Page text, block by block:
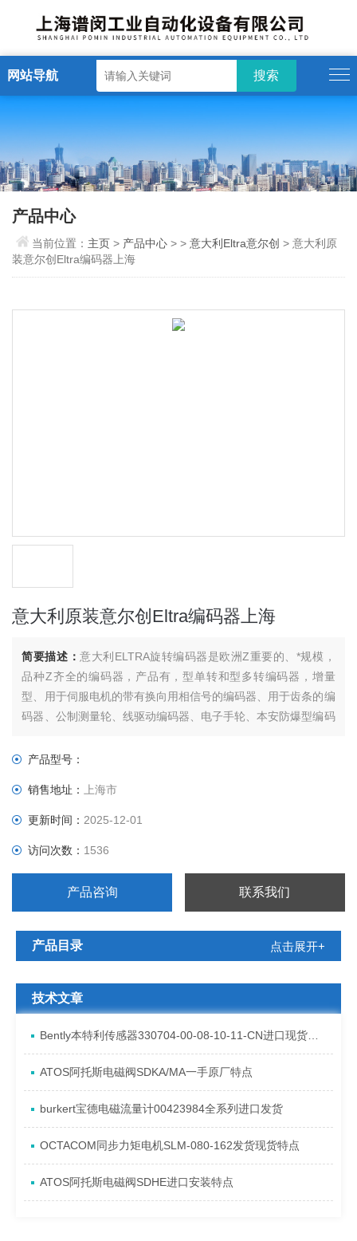
网站导航
产品中心
当前位置： 主页> 产品中心 > >意大利Eltra意尔创 > 意大利原
装意尔创Eltra编码器上海
意大利原装意尔创Eltra编码器上海
简要描述：意大利ELTRA旋转编码器是欧洲Z重要的、*规模，
品种Z齐全的编码器，产品有，型单转和型多转编码器，增量
型、用于伺服电机的带有换向用相信号的编码器、用于齿条的编
码器、公制测量轮、线驱动编码器、电子手轮、本安防爆型编码
和带有工业现场总线接口的型编码器。
产品型号：
销售地址：上海市
更新时间：2025-12-01
访问次数： 1536
产品咨询 联系我们
产品目录 点击展开+
技术文章
Bently本特利传感器330704-00-08-10-11-CN进口现货资料
ATOS阿托斯电磁阀SDKA/MA一手原厂特点
burkert宝德电磁流量计00423984全系列进口发货
OCTACOM同步力矩电机SLM-080-162发货现货特点
ATOS阿托斯电磁阀SDHE进口安装特点